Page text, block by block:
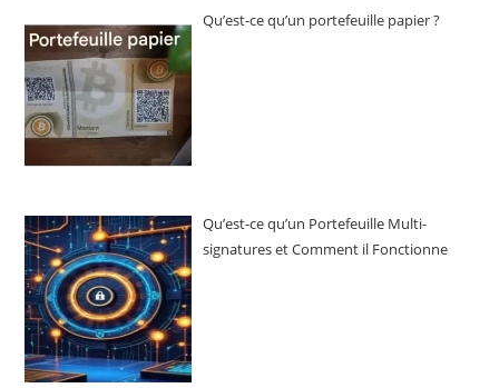
Qu’est-ce qu’un portefeuille papier ?
Qu’est-ce qu’un Portefeuille Multi-
signatures et Comment il Fonctionne